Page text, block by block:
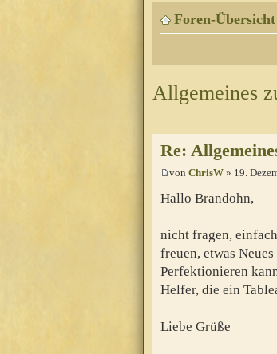
Foren-Übersicht
Allgemeines
Re:
von ChrisW » 19.
Hallo Brandohn,
nicht fragen,
freuen, etwas
Perfektionieren
Helfer, die ein
Liebe Grüße